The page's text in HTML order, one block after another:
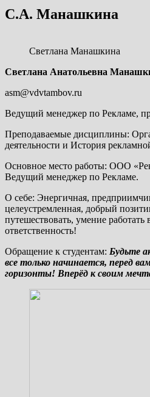
С.А. Манашкина
Светлана Манашкина
Светлана Анатольевна
asm@vdvtambov.ru
Ведущий менеджер по Рекламе,
Преподаваемые дисциплины:
деятельности и История
Основное место работы: ООО
Ведущий менеджер по Рекламе.
О себе: Энергичная,
целеустремленная, добрый
путешествовать, умение работать
ответственность!
Обращение к студентам: Будьте
все только начинается, перед
горизонты! Вперёд к своим